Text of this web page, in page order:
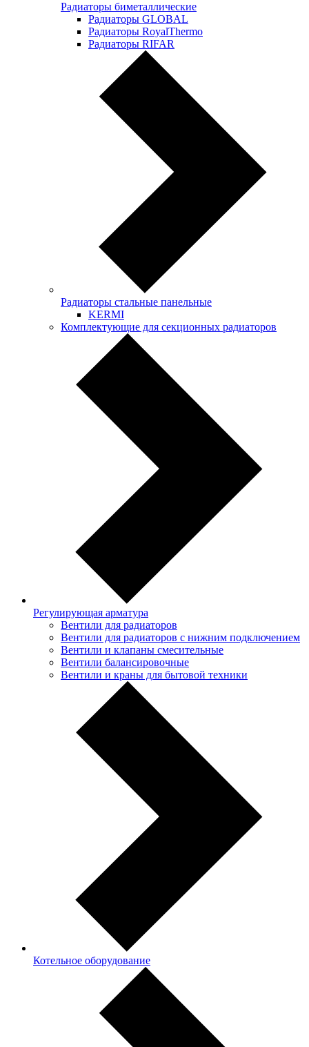
Радиаторы биметаллические
Радиаторы GLOBAL
Радиаторы RoyalThermo
Радиаторы RIFAR
Радиаторы стальные панельные
KERMI
Комплектующие для секционных радиаторов
Регулирующая арматура
Вентили для радиаторов
Вентили для радиаторов с нижним подключением
Вентили и клапаны смесительные
Вентили балансировочные
Вентили и краны для бытовой техники
Котельное оборудование